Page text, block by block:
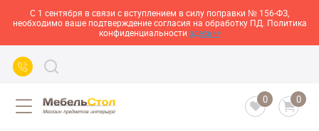
С 1 сентября в связи с вступлением в силу поправки № 156-ФЗ,
необходимо ваше подтверждение согласия на обработку ПД. Политика
конфиденциальности здесь>>
0 0